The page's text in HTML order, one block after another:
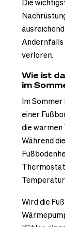
Die
Andernfalls
verloren.
Wie ist
im
Im
einer
die
Während
Wird die